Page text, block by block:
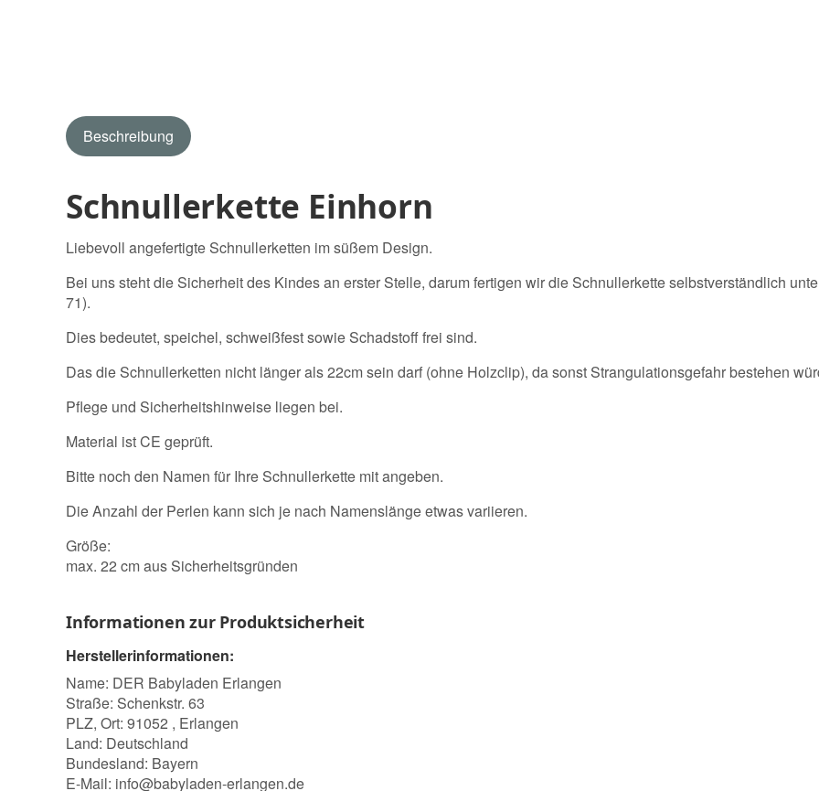
Beschreibung
Schnullerkette Einhorn
Liebevoll angefertigte Schnullerketten im süßem Design.
Bei uns steht die Sicherheit des Kindes an erster Stelle, darum fertigen wir die Schnullerkette selbstverständlich
71).
Dies bedeutet, speichel, schweißfest sowie Schadstoff frei sind.
Das die Schnullerketten nicht länger als 22cm sein darf (ohne Holzclip), da sonst Strangulationsgefahr bestehen
Pflege und Sicherheitshinweise liegen bei.
Material ist CE geprüft.
Bitte noch den Namen für Ihre Schnullerkette mit angeben.
Die Anzahl der Perlen kann sich je nach Namenslänge etwas variieren.
Größe:
max. 22 cm aus Sicherheitsgründen
Informationen zur Produktsicherheit
Herstellerinformationen:
Name: DER Babyladen Erlangen
Straße: Schenkstr. 63
PLZ, Ort: 91052 , Erlangen
Land: Deutschland
Bundesland: Bayern
E-Mail: info@babyladen-erlangen.de